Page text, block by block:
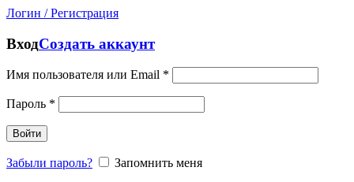
Логин / Регистрация
ВходСоздать аккаунт
Имя пользователя или Email *
Пароль *
Войти
Забыли пароль?
Запомнить меня